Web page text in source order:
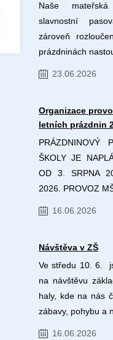
Naše
slavnostní
zároveň
prázdninách
23.06.2026
Organizace
letních prázdnin
PRÁZDNINOVÝ
ŠKOLY JE
OD 3. SRPNA
2026. PROVOZ
16.06.2026
Návštěva v ZŠ
Ve středu 10. 6.
na návštěvu
haly, kde na nás
zábavy, pohybu a
16.06.2026